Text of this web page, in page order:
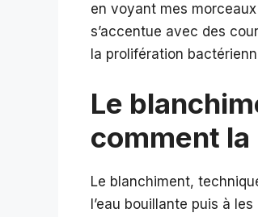
en voyant mes
s’accentue avec des
la prolifération
Le
comment la
Le blanchiment,
l’eau bouillante puis à